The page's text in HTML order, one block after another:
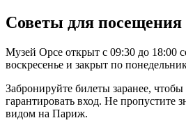
Советы для посещения
Музей Орсе открыт с 09:30 до 18:00
воскресенье и закрыт по
Забронируйте билеты заранее, чтобы
гарантировать вход. Не пропустите
видом на Париж.